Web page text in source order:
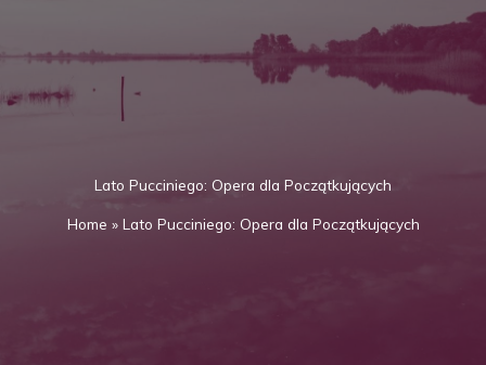
Lato Pucciniego: Opera dla Początkujących
Home » Lato Pucciniego: Opera dla Początkujących